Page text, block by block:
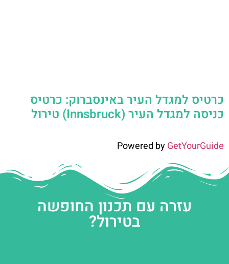
כרטיס למגדל העיר באינסברוק: כרטיס
כניסה למגדל העיר (Innsbruck) טירול
Powered byGetYourGuide
עזרה עם תכנון החופשה
בטירול?